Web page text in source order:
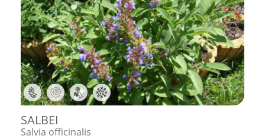
, , ,
SALBEI
Salvia officinalis